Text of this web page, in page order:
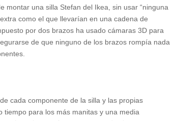
montar una silla Stefan del Ikea, sin usar “ninguna
como el que llevarían en una cadena de
por dos brazos ha usado cámaras 3D para
de que ninguno de los brazos rompía nada
cada componente de la silla y las propias
para los más manitas y una media